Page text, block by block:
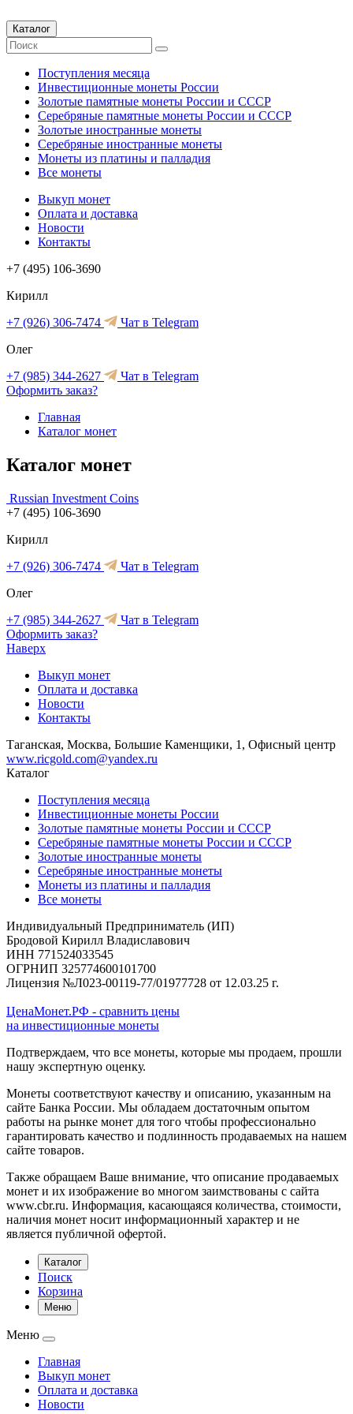
Каталог
Поступления месяца
Инвестиционные монеты России
Золотые памятные монеты России и СССР
Серебряные памятные монеты России и СССР
Золотые иностранные монеты
Серебряные иностранные монеты
Монеты из платины и палладия
Все монеты
Выкуп монет
Оплата и доставка
Новости
Контакты
+7 (495) 106-3690
Кирилл
+7 (926) 306-7474
Чат в Telegram
Олег
+7 (985) 344-2627
Чат в Telegram
Оформить заказ?
Главная
Каталог монет
Каталог монет
Russian Investment Coins
+7 (495) 106-3690
Кирилл
+7 (926) 306-7474
Чат в Telegram
Олег
+7 (985) 344-2627
Чат в Telegram
Оформить заказ?
Наверх
Выкуп монет
Оплата и доставка
Новости
Контакты
Таганская, Москва, Большие Каменщики, 1, Офисный центр
www.ricgold.com@yandex.ru
Каталог
Поступления месяца
Инвестиционные монеты России
Золотые памятные монеты России и СССР
Серебряные памятные монеты России и СССР
Золотые иностранные монеты
Серебряные иностранные монеты
Монеты из платины и палладия
Все монеты
Индивидуальный Предприниматель (ИП)
Бродовой Кирилл Владиславович
ИНН 771524033545
ОГРНИП 325774600101700
Лицензия №Л023-00119-77/01977728 от 12.03.25 г.
ЦенаМонет.РФ - сравнить цены
на инвестиционные монеты
Подтверждаем, что все монеты, которые мы продаем, прошли
нашу экспертную оценку.
Монеты соответствуют качеству и описанию, указанным на
сайте Банка России. Мы обладаем достаточным опытом
работы на рынке монет для того чтобы профессионально
гарантировать качество и подлинность продаваемых на нашем
сайте товаров.
Также обращаем Ваше внимание, что описание продаваемых
монет и их изображение во многом заимствованы с сайта
www.cbr.ru. Информация, касающаяся количества, стоимости,
наличия монет носит информационный характер и не
является публичной офертой.
Каталог
Поиск
Корзина
Меню
Меню
Главная
Выкуп монет
Оплата и доставка
Новости